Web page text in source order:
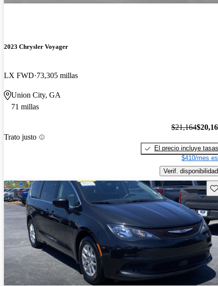
2023 Chrysler Voyager
LX FWD 73,305 millas
Union City, GA
71 millas
Trato justo
$21,164
El precio incluye tasas
$410/mes
Verif. disponibilidad